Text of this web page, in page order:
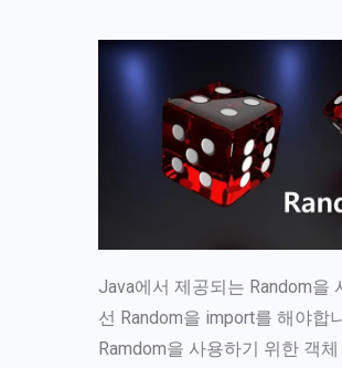
Java에서 제공되는 Random을
선 Random을 import를 해야합
Ramdom을 사용하기 위한 객